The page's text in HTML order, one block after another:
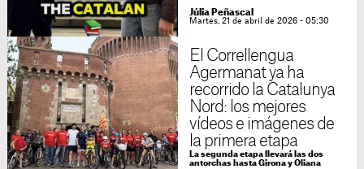
Júlia Peñascal
Martes, 21 de abril de 2026 - 05:30
El Correllengua
Agermanat ya ha
recorrido la Catalunya
Nord: los mejores
vídeos e imágenes de
la primera etapa
La segunda etapa llevará las dos
antorchas hasta Girona y Oliana